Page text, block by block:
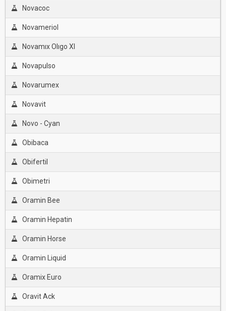
Novacoc
Novameriol
Novamıx Olıgo Xl
Novapulso
Novarumex
Novavit
Novo - Cyan
Obibaca
Obifertil
Obimetri
Oramin Bee
Oramin Hepatin
Oramin Horse
Oramin Liquid
Oramix Euro
Oravit Ack